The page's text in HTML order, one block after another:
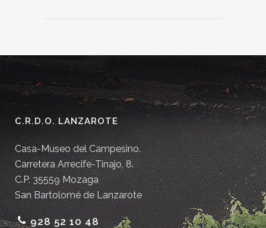
C.R.D.O. LANZAROTE
Casa-Museo del Campesino.
Carretera Arrecife-Tinajo, 8.
C.P. 35559 Mozaga
San Bartolomé de Lanzarote
928 52 10 48